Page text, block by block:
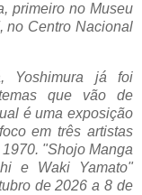
primeiro no Museu
no Centro Nacional
Yoshimura já foi
que vão de
é uma exposição
em três artistas
"Shojo Manga
e Waki ​​Yamato"
de 2026 a 8 de